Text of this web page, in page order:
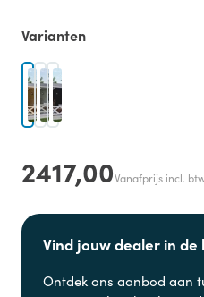
Varianten
2417,00Vanafprijs incl.
Vind jouw dealer in de
Ontdek ons aanbod aan